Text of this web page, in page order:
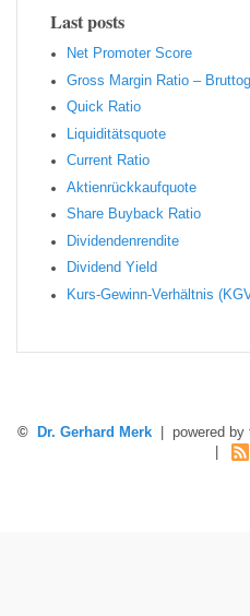
Last posts
Net Promoter Score
Gro ss Margin Ratio –
Quic k Ratio
Liquiditätsquote
Current Ratio
Aktienrückkaufquote
Sha re Buyback Ratio
Dividendenrendite
Dividend Yield
Kurs-Gewinn-Verhältnis
© Dr. Gerhard Merk| powered by